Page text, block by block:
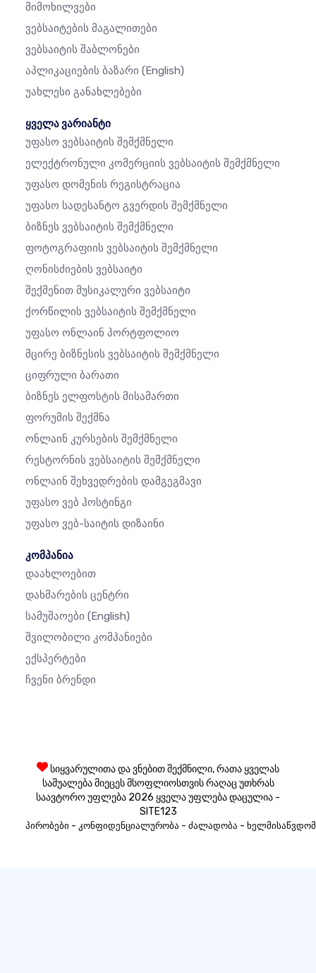
Მიმოხილვები
Ვებსაიტების Მაგალითები
Ვებსაიტის Შაბლონები
Აპლიკაციების Ბაზარი (English)
Უახლესი Განახლებები
ყველა ვარიანტი
Უფასო Ვებსაიტის Შემქმნელი
Ელექტრონული Კომერციის Ვებსაიტის Შემქმნელი
Უფასო Დომენის Რეგისტრაცია
Უფასო Სადესანტო Გვერდის Შემქმნელი
Ბიზნეს Ვებსაიტის Შემქმნელი
Ფოტოგრაფიის Ვებსაიტის Შემქმნელი
Ღონისძიების Ვებსაიტი
Შექმენით Მუსიკალური Ვებსაიტი
Ქორწილის Ვებსაიტის Შემქმნელი
Უფასო Ონლაინ Პორტფოლიო
Მცირე Ბიზნესის Ვებსაიტის Შემქმნელი
Ციფრული Ბარათი
Ბიზნეს Ელფოსტის Მისამართი
Ფორუმის Შექმნა
Ონლაინ Კურსების Შემქმნელი
Რესტორნის Ვებსაიტის Შემქმნელი
Ონლაინ Შეხვედრების Დამგეგმავი
Უფასო Ვებ Ჰოსტინგი
Უფასო Ვებ-Საიტის Დიზაინი
კომპანია
Დაახლოებით
Დახმარების Ცენტრი
Სამუშაოები (English)
Შვილობილი Კომპანიები
Ექსპერტები
Ჩვენი Ბრენდი
სიყვარულითა და ვნებით შექმნილი, რათა ყველას
საშუალება მიეცეს მსოფლიოსთვის რაღაც უთხრას
საავტორო უფლება 2026 ყველა უფლება დაცულია -
SITE123
პირობები - კონფიდენციალურობა - ძალადობა -